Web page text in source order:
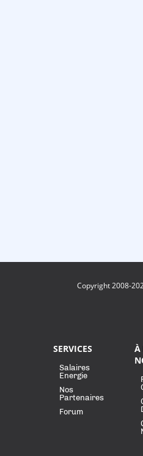
Copyright 2008-
SERVICES
Salaires
Energie
Nos
Partenaires
Forum
À